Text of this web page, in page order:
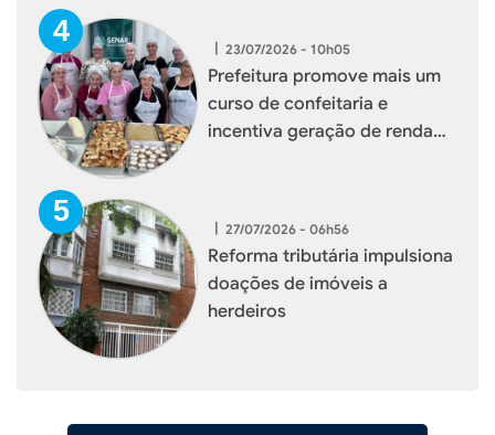
| 23/07/2026 - 10h05
Prefeitura promove mais um
curso de confeitaria e
incentiva geração de renda
27/07/2026 - 06h56
Reforma tributária impulsiona
doações de imóveis a
herdeiros